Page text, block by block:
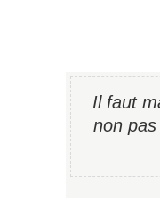
Il faut
non